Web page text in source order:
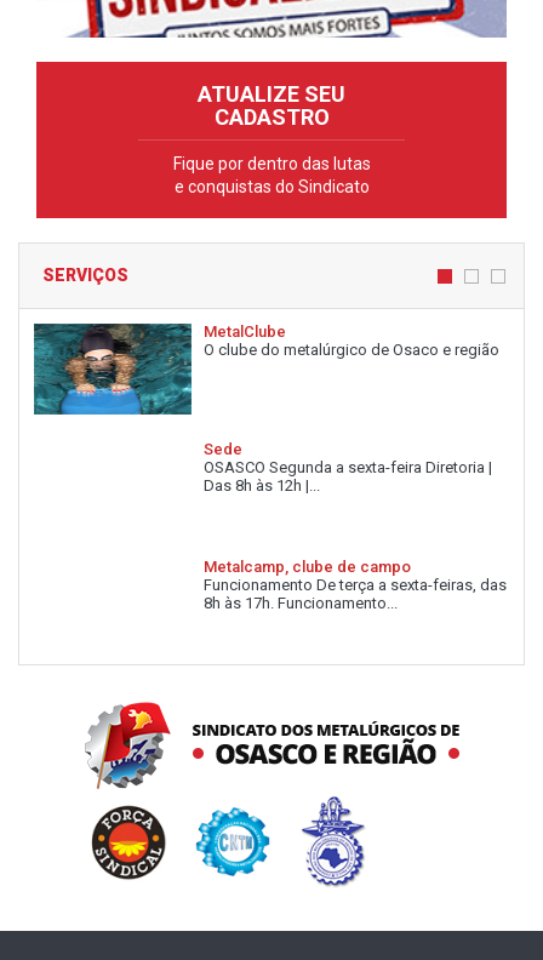
ATUALIZE SEU
CADASTRO
Fique por dentro das lutas
e conquistas do Sindicato
SERVIÇOS
MetalClube
O clube do metalúrgico de Osaco e região
Sede
OSASCO Segunda a sexta-feira Diretoria |
Das 8h às 12h |...
Metalcamp, clube de campo
Funcionamento De terça a sexta-feiras, das
8h às 17h. Funcionamento...